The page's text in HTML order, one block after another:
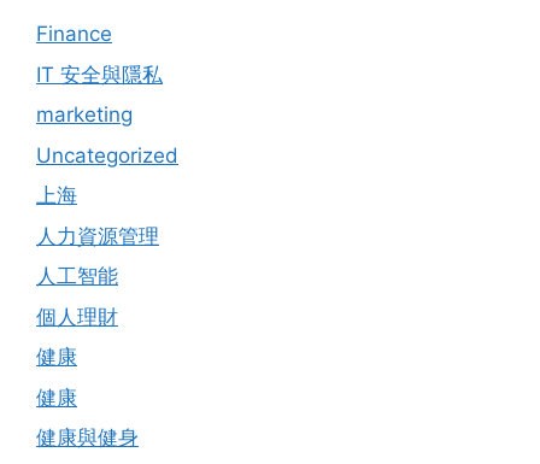
Finance
IT 安全與隱私
marketing
Uncategorized
上海
人力資源管理
人工智能
個人理財
健康
健康
健康與健身